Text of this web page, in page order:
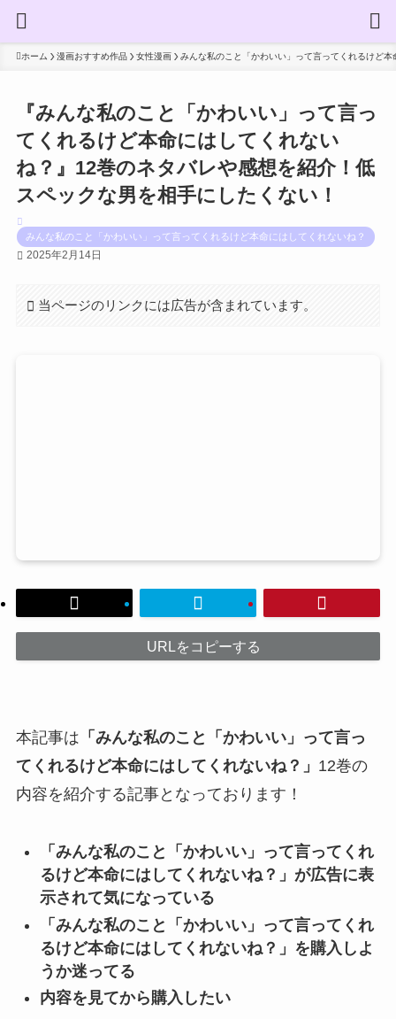
ホーム 漫画おすすめ作品 女性漫画 みんな私のこと「かわいい」って言ってくれるけど本
『みんな私のこと「かわいい」って言っ
てくれるけど本命にはしてくれない
ね？』12巻のネタバレや感想を紹介！低
スペックな男を相手にしたくない！
みんな私のこと「かわいい」って言ってくれるけど本命にはしてくれないね？
2025年2月14日
当ページのリンクには広告が含まれています。
URLをコピーする
本記事は 「みんな私のこと「かわいい」って言っ
てくれるけど本命にはしてくれないね？」 12巻の
内容を紹介する記事となっております！
「みんな私のこと「かわいい」って言ってくれ
るけど本命にはしてくれないね？」が広告に表
示されて気になっている
「みんな私のこと「かわいい」って言ってくれ
るけど本命にはしてくれないね？」を購入しよ
うか迷ってる
内容を見てから購入したい